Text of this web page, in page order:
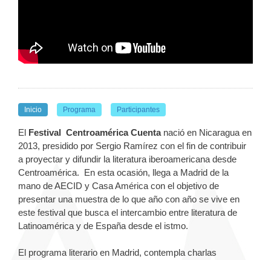
Inicio Programa Participantes
El Festival Centroamérica Cuentanació en Nicaragua en
2013, presidido por Sergio Ramírez con el fin de contribuir
a proyectar y difundir la literatura iberoamericana desde
Centroamérica. En esta ocasión, llega a Madrid de la
mano de AECID y Casa América con el objetivo de
presentar una muestra de lo que año con año se vive en
este festival que busca el intercambio entre literatura de
Latinoamérica y de España desde el istmo.
El programa literario en Madrid, contempla charlas